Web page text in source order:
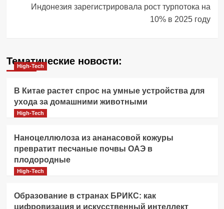
Индонезия зарегистрировала рост турпотока на
10% в 2025 году
Тематические новости:
High-Tech
В Китае растет спрос на умные устройства для
ухода за домашними животными
High-Tech
Наноцеллюлоза из ананасовой кожуры
превратит песчаные почвы ОАЭ в
плодородные
High-Tech
Образование в странах БРИКС: как
цифровизация и искусственный интеллект